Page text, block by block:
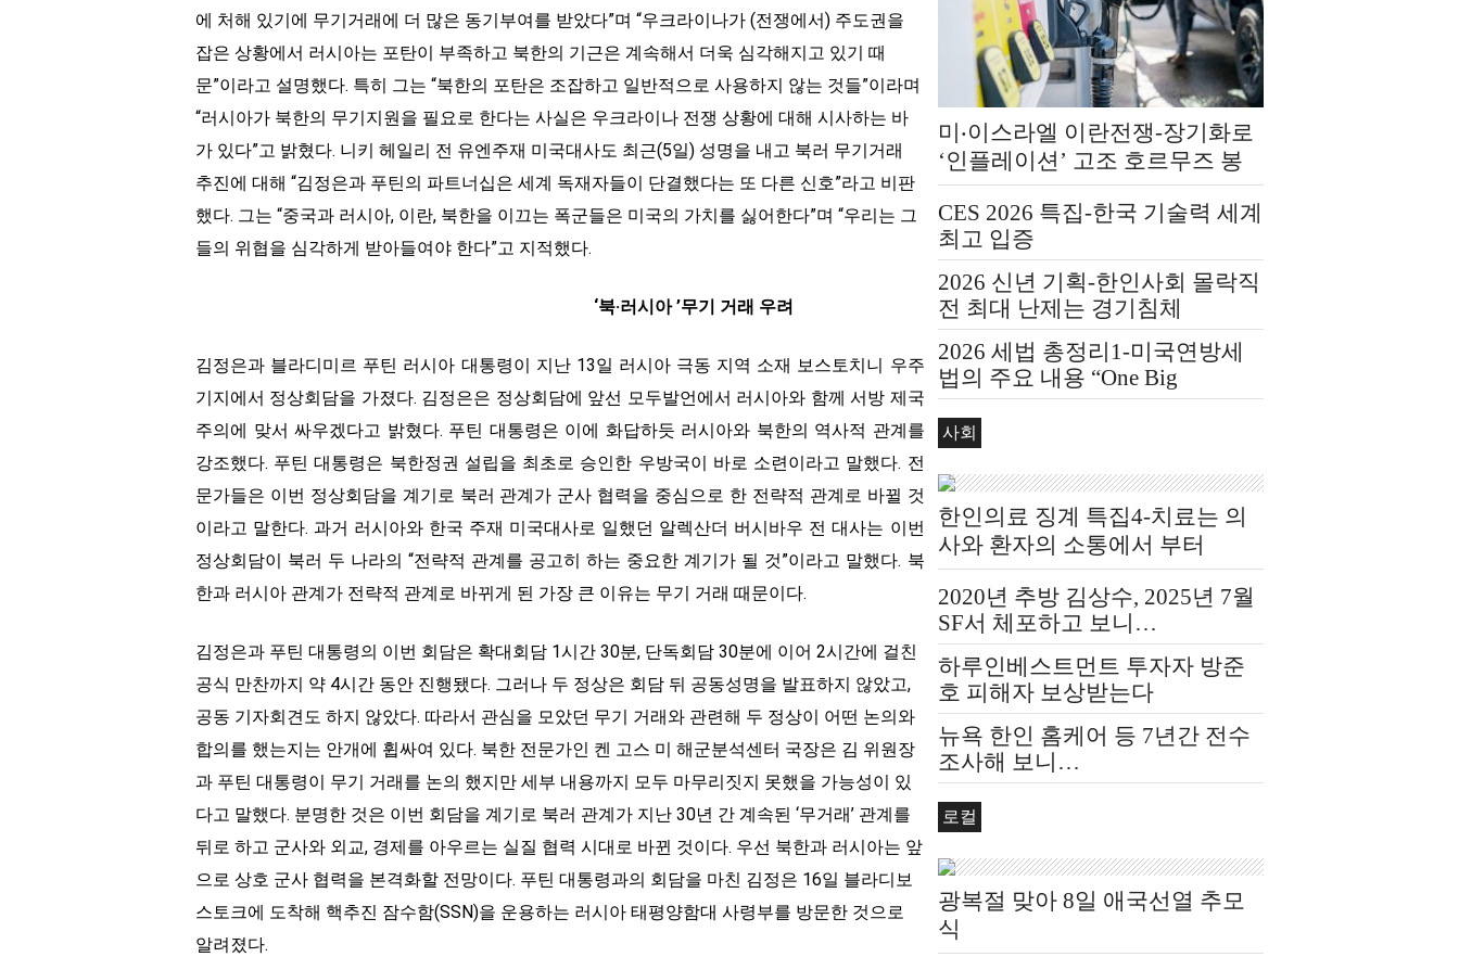
에 처해 있기에 무기거래에 더 많은 동기부여를 받았다”며 “우크라이나가 (전쟁에서) 주도권을
잡은 상황에서 러시아는 포탄이 부족하고 북한의 기근은 계속해서 더욱 심각해지고 있기 때
문”이라고 설명했다. 특히 그는 “북한의 포탄은 조잡하고 일반적으로 사용하지 않는 것들”이라며
“러시아가 북한의 무기지원을 필요로 한다는 사실은 우크라이나 전쟁 상황에 대해 시사하는 바
가 있다”고 밝혔다. 니키 헤일리 전 유엔주재 미국대사도 최근(5일) 성명을 내고 북러 무기거래
추진에 대해 “김정은과 푸틴의 파트너십은 세계 독재자들이 단결했다는 또 다른 신호”라고 비판
했다. 그는 “중국과 러시아, 이란, 북한을 이끄는 폭군들은 미국의 가치를 싫어한다”며 “우리는 그
들의 위협을 심각하게 받아들여야 한다”고 지적했다.
‘북‧러시아 ’무기 거래 우려
김정은과 블라디미르 푸틴 러시아 대통령이 지난 13일 러시아 극동 지역 소재 보스토치니 우주
기지에서 정상회담을 가졌다. 김정은은 정상회담에 앞선 모두발언에서 러시아와 함께 서방 제국
주의에 맞서 싸우겠다고 밝혔다. 푸틴 대통령은 이에 화답하듯 러시아와 북한의 역사적 관계를
강조했다. 푸틴 대통령은 북한정권 설립을 최초로 승인한 우방국이 바로 소련이라고 말했다. 전
문가들은 이번 정상회담을 계기로 북러 관계가 군사 협력을 중심으로 한 전략적 관계로 바뀔 것
이라고 말한다. 과거 러시아와 한국 주재 미국대사로 일했던 알렉산더 버시바우 전 대사는 이번
정상회담이 북러 두 나라의 “전략적 관계를 공고히 하는 중요한 계기가 될 것”이라고 말했다. 북
한과 러시아 관계가 전략적 관계로 바뀌게 된 가장 큰 이유는 무기 거래 때문이다.
김정은과 푸틴 대통령의 이번 회담은 확대회담 1시간 30분, 단독회담 30분에 이어 2시간에 걸친
공식 만찬까지 약 4시간 동안 진행됐다. 그러나 두 정상은 회담 뒤 공동성명을 발표하지 않았고,
공동 기자회견도 하지 않았다. 따라서 관심을 모았던 무기 거래와 관련해 두 정상이 어떤 논의와
합의를 했는지는 안개에 휩싸여 있다. 북한 전문가인 켄 고스 미 해군분석센터 국장은 김 위원장
과 푸틴 대통령이 무기 거래를 논의 했지만 세부 내용까지 모두 마무리짓지 못했을 가능성이 있
다고 말했다. 분명한 것은 이번 회담을 계기로 북러 관계가 지난 30년 간 계속된 ‘무거래’ 관계를
뒤로 하고 군사와 외교, 경제를 아우르는 실질 협력 시대로 바뀐 것이다. 우선 북한과 러시아는 앞
으로 상호 군사 협력을 본격화할 전망이다. 푸틴 대통령과의 회담을 마친 김정은 16일 블라디보
스토크에 도착해 핵추진 잠수함(SSN)을 운용하는 러시아 태평양함대 사령부를 방문한 것으로
알려졌다.
미‧이스라엘 이란전쟁-장기화로
‘인플레이션’ 고조 호르무즈 봉
쇄 ‘에너지 발 복합 쇼크’
CES 2026 특집-한국 기술력 세계
최고 입증
2026 신년 기획-한인사회 몰락직
전 최대 난제는 경기침체
2026 세법 총정리1-미국연방세
법의 주요 내용 “One Big
Beautiful Bill Act(OBBBA)”
사회
한인의료 징계 특집4-치료는 의
사와 환자의 소통에서 부터
2020년 추방 김상수, 2025년 7월
SF서 체포하고 보니…
하루인베스트먼트 투자자 방준
호 피해자 보상받는다
뉴욕 한인 홈케어 등 7년간 전수
조사해 보니…
로컬
광복절 맞아 8일 애국선열 추모
식